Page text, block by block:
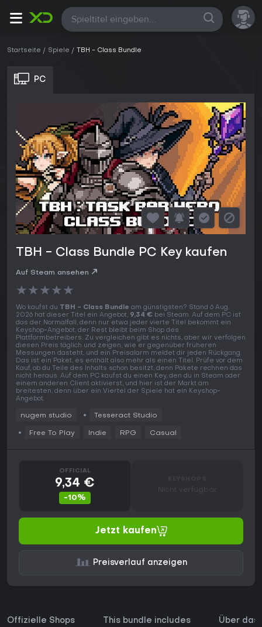
Alle
Startseite Spiele TBH - Class Bundle
PC
TBH - Class Bundle PC Key kaufen
Auf Steam ansehen
★★★★★
Wo kaufst du TBH - Class Bundle am günstigsten? Stand 6 Aug.
2026 hat dieser Titel ein Angebot, 9,34 € bei Steam. Auf dem PC ist
das der Normalfall, denn nur etwa jeder vierte Titel bekommt ein
Keyshop-Angebot, der Rest bleibt beim Shop des
Plattformbetreibers. Zu vergleichen gibt es nichts, aber wir verfolgen
diesen Preis täglich und zeigen, wie er gegenüber früheren
Messungen dasteht, und ein Preisalarm meldet dir jeden Rückgang.
Das ist ein Paket, es enthält also mehr als einen Titel. Prüfe vor dem
Kauf, ob du Teile des Inhalts schon besitzt, denn Pakete rechnen das
nicht heraus. Auf dem PC kaufst du einen Key, den du in Steam oder
einem anderen Client aktivierst, und hier ist der Markt am
breitesten, denn über ein Viertel der Spiele hat ein Keyshop-
Angebot.
nugem studio Tesseract Studio
Free To Play Indie RPG Casual
OFFICIAL
9,34 €
-10%
Nicht verfügbar
Jetzt kaufen
Preisverlauf anzeigen
Offizielle Shops This bundle includes Über das